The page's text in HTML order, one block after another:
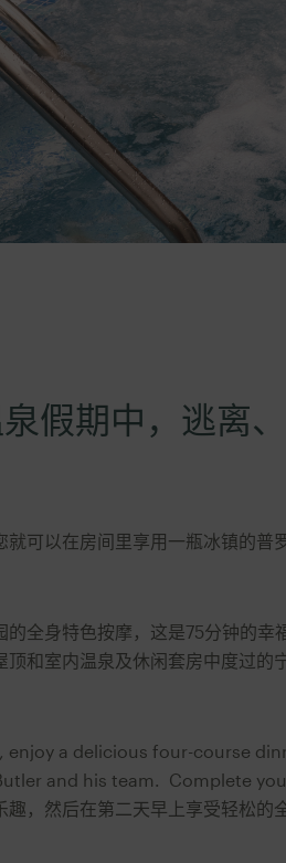
假期中，逃离
就可以在房间里享用一瓶冰镇的普
全身特色按摩，这是75分钟的幸
顶和室内温泉及休闲套房中度过的
enjoy a delicious four-course
and his team. Complete
，然后在第二天早上享受轻松的